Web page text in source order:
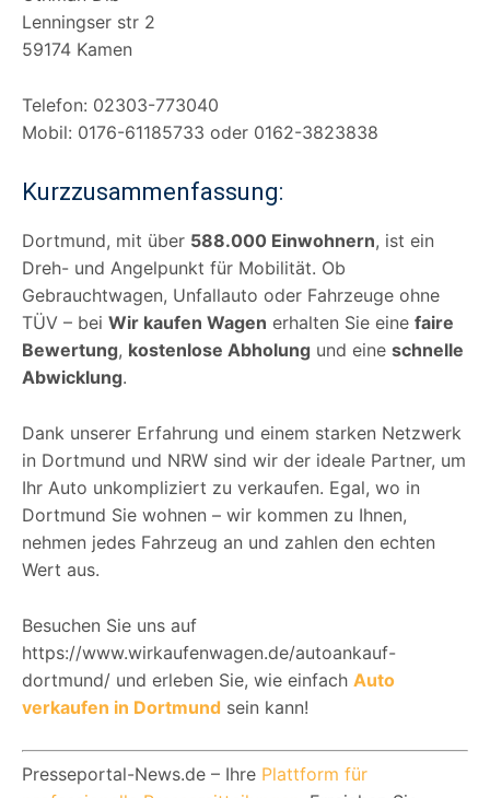
Lenningser str 2
59174 Kamen
Telefon: 02303-773040
Mobil: 0176-61185733 oder 0162-3823838
Kurzzusammenfassung:
Dortmund, mit über 588.000 Einwohnern, ist ein
Dreh- und Angelpunkt für Mobilität. Ob
Gebrauchtwagen, Unfallauto oder Fahrzeuge ohne
TÜV – bei Wir kaufen Wagen erhalten Sie eine faire
Bewertung, kostenlose Abholung und eine schnelle
Abwicklung.
Dank unserer Erfahrung und einem starken Netzwerk
in Dortmund und NRW sind wir der ideale Partner, um
Ihr Auto unkompliziert zu verkaufen. Egal, wo in
Dortmund Sie wohnen – wir kommen zu Ihnen,
nehmen jedes Fahrzeug an und zahlen den echten
Wert aus.
Besuchen Sie uns auf
https://www.wirkaufenwagen.de/autoankauf-
dortmund/ und erleben Sie, wie einfach Auto
verkaufen in Dortmund sein kann!
Presseportal-News.de – Ihre Plattform für